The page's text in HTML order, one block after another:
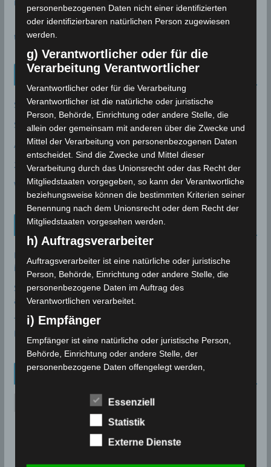
time.is - Sonnenzeiten
Neueinträge Glossar
Sommer 2003
Sturmflut
AE
24P/Schaumasse
Wolfsmond
Tunesien News
Bau des Staudammes Raghai in Jendouba: Baustelle
inspiziert, Zeitplan unter Druck gesetzt
2. August 2026
Sidi Bou Said wurde offiziell in die UNESCO-Welterbeliste
aufgenommen 28. Juli 2026
Tourismusstatistik 2026 Tunesien: Einreisen und
Besucherzahlen zum Ende Juni 2026
Archiv
personenbezogenen Daten nicht einer identifizierten
oder identifizierbaren natürlichen Person zugewiesen
werden.
g) Verantwortlicher oder für die
Verarbeitung Verantwortlicher
Verantwortlicher oder für die Verarbeitung
Verantwortlicher ist die natürliche oder juristische
Person, Behörde, Einrichtung oder andere Stelle, die
allein oder gemeinsam mit anderen über die Zwecke und
Mittel der Verarbeitung von personenbezogenen Daten
entscheidet. Sind die Zwecke und Mittel dieser
Verarbeitung durch das Unionsrecht oder das Recht der
Mitgliedstaaten vorgegeben, so kann der Verantwortliche
beziehungsweise können die bestimmten Kriterien seiner
Benennung nach dem Unionsrecht oder dem Recht der
Mitgliedstaaten vorgesehen werden.
h) Auftragsverarbeiter
Auftragsverarbeiter ist eine natürliche oder juristische
Person, Behörde, Einrichtung oder andere Stelle, die
personenbezogene Daten im Auftrag des
Verantwortlichen verarbeitet.
i) Empfänger
Empfänger ist eine natürliche oder juristische Person,
Behörde, Einrichtung oder andere Stelle, der
personenbezogene Daten offengelegt werden,
handelt oder nicht. Behörden, die im Rahmen eines
bestimmten Untersuchungsauftrags nach dem
Unionsrecht oder dem Recht der Mitgliedstaaten
möglicherweise personenbezogene Daten erhalten,
gelten jedoch nicht als Empfänger.
Essenziell
Statistik
Externe Dienste